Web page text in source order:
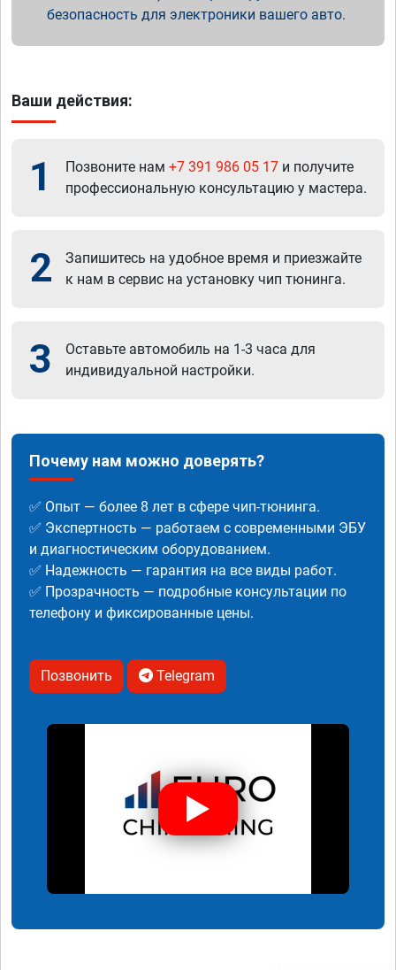
безопасность для электроники вашего авто.
Ваши действия:
1 Позвоните нам +7 391 986 05 17 и получите
профессиональную консультацию у мастера.
2
Запишитесь на удобное время и приезжайте
к нам в сервис на установку чип тюнинга.
3
Оставьте автомобиль на 1-3 часа для
индивидуальной настройки.
Почему нам можно доверять?
✅ Опыт — более 8 лет в сфере чип-тюнинга.
✅ Экспертность — работаем с современными ЭБУ
и диагностическим оборудованием.
✅ Надежность — гарантия на все виды работ.
✅ Прозрачность — подробные консультации по
телефону и фиксированные цены.
Позвонить Telegram